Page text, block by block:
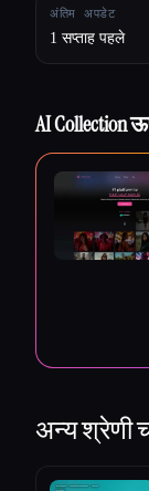
Esc
अंतिम अपडेट
1 सप्ताह पहले
AI Collection
अन्यश्रेणी